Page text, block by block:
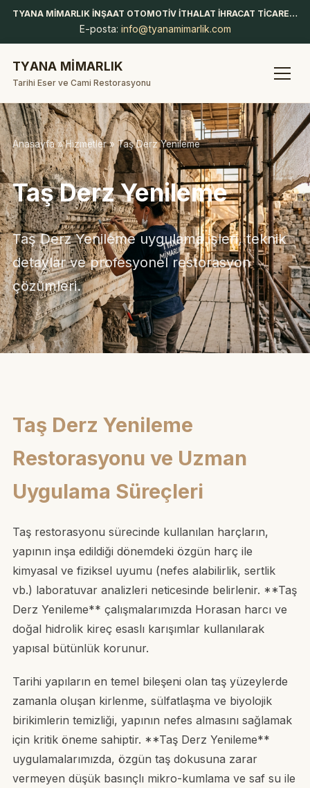
TYANA MİMARLIK İNŞAAT OTOMOTİV İTHALAT İHRACAT TİCARET LİMİTED ŞİRKETİ
E-posta: info@tyanamimarlik.com
TYANA MİMARLIK
Tarihi Eser ve Cami Restorasyonu
Anasayfa»Hizmetler» Taş Derz Yenileme
Taş Derz Yenileme
Taş Derz Yenileme uygulama işleri, teknik
detaylar ve profesyonel restorasyon
çözümleri.
Taş Derz Yenileme
Restorasyonu ve Uzman
Uygulama Süreçleri
Taş restorasyonu sürecinde kullanılan harçların,
yapının inşa edildiği dönemdeki özgün harç ile
kimyasal ve fiziksel uyumu (nefes alabilirlik, sertlik
vb.) laboratuvar analizleri neticesinde belirlenir. **Taş
Derz Yenileme** çalışmalarımızda Horasan harcı ve
doğal hidrolik kireç esaslı karışımlar kullanılarak
yapısal bütünlük korunur.
Tarihi yapıların en temel bileşeni olan taş yüzeylerde
zamanla oluşan kirlenme, sülfatlaşma ve biyolojik
birikimlerin temizliği, yapının nefes almasını sağlamak
için kritik öneme sahiptir. **Taş Derz Yenileme**
uygulamalarımızda, özgün taş dokusuna zarar
vermeyen düşük basınçlı mikro-kumlama ve saf su ile